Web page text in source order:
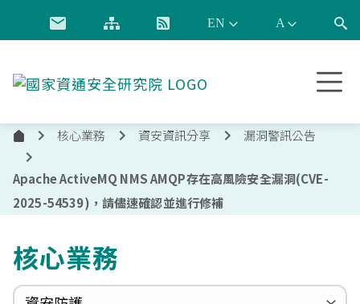
跳到主要內容
通
全
研
究
首
核心業務 資安資訊分享 漏洞警訊公告
Apache ActiveMQ NMS AMQP存在高風險安全漏洞(CVE-
2025-54539)，請儘速確認並進行修補
核心業務